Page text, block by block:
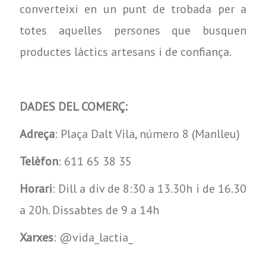
converteixi en un punt de trobada per a
totes aquelles persones que busquen
productes làctics artesans i de confiança.
DADES DEL COMERÇ:
Adreça: Plaça Dalt Vila, número 8 (Manlleu)
Telèfon: 611 65 38 35
Horari: Dill a div de 8:30 a 13.30h i de 16.30
a 20h. Dissabtes de 9 a 14h
Xarxes: @vida_lactia_